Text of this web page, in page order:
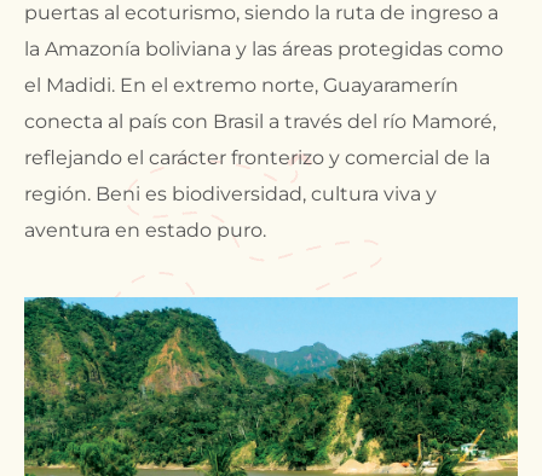
puertas al ecoturismo, siendo la ruta de ingreso a
la Amazonía boliviana y las áreas protegidas como
el Madidi. En el extremo norte, Guayaramerín
conecta al país con Brasil a través del río Mamoré,
reflejando el carácter fronterizo y comercial de la
región. Beni es biodiversidad, cultura viva y
aventura en estado puro.